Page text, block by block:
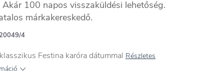
Akár 100 napos visszaküldési lehetőség.
márkakereskedő.
4
klasszikus Festina karóra dátummal Részletes